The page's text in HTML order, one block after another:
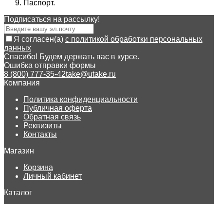
Паспорт.
Подписаться на рассылкy!
Я согласен(a) с политикой обработки персональных
данных
Спасибо! Будем держать вас в курсе.
Ошибка отправки формы
8 (800) 777-35-42take@utake.ru
Компания
Политика конфиденциальности
Публичная оферта
Обратная связь
Реквизиты
Контакты
Магазин
Корзина
Личный кабинет
Каталог